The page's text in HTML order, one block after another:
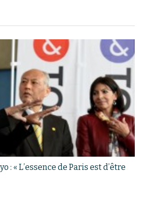
: « L’essence de Paris est d’être